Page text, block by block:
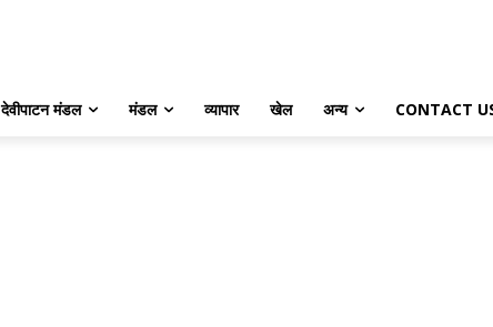
देवीपाटन मंडल मंडल व्यापार खेल अन्य CONTACT